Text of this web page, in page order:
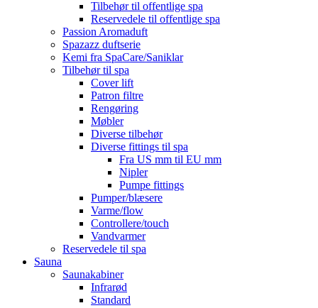
Tilbehør til offentlige spa
Reservedele til offentlige spa
Passion Aromaduft
Spazazz duftserie
Kemi fra SpaCare/Saniklar
Tilbehør til spa
Cover lift
Patron filtre
Rengøring
Møbler
Diverse tilbehør
Diverse fittings til spa
Fra US mm til EU mm
Nipler
Pumpe fittings
Pumper/blæsere
Varme/flow
Controllere/touch
Vandvarmer
Reservedele til spa
Sauna
Saunakabiner
Infrarød
Standard